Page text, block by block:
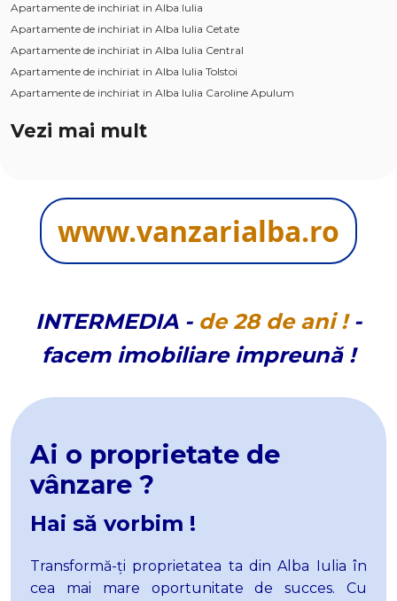
Apartamente de inchiriat in Alba Iulia
Apartamente de inchiriat in Alba Iulia Cetate
Apartamente de inchiriat in Alba Iulia Central
Apartamente de inchiriat in Alba Iulia Tolstoi
Apartamente de inchiriat in Alba Iulia Caroline Apulum
Apartamente de inchiriat in Alba Iulia Periferie
Case de inchiriat
Case de inchiriat in Alba Iulia
Case de inchiriat in Alba Iulia Cetate
Case de inchiriat in Alba Iulia Central
Case de inchiriat in Alba Iulia Ultracentral
Spatii birouri de inchiriat
Spatii birouri de inchiriat in Alba Iulia Central
Spatii birouri de inchiriat in Alba Iulia Cetate
Spatii comerciale de inchiriat
Spatii comerciale de inchiriat in Alba Iulia
Spatii comerciale de inchiriat in Alba Iulia Cetate
Spatii comerciale de inchiriat in Alba Iulia Ampoi 3
Spatii comerciale de inchiriat in Alba Iulia Tolstoi
Spatii industriale de inchiriat
Vezi mai mult
www.vanzarialba.ro
INTERMEDIA- de28 de ani !-
facem imobiliare impreună !
Ai o proprietate de
vânzare ?
Hai să vorbim !
Transformă-ți proprietatea ta din Alba Iulia în
cea mai mare oportunitate de succes. Cu